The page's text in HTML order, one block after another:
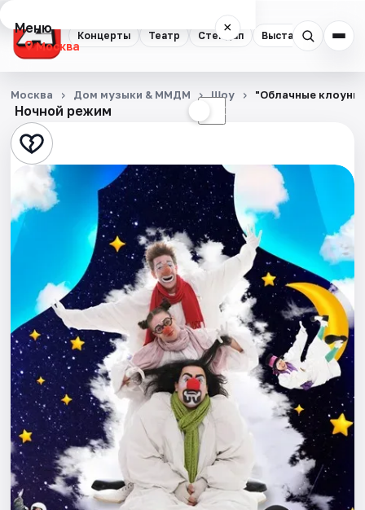
Концерты Театр Стендап Выставки
Меню ×
Москва
Концерты
Театр
Стендап
Выставки
Квесты
Экскурсии
Спорт
События
Города
Площадки
Артисты
Ночной режим ☾
Москва Дом музыки & ММДМ Шоу "Облачные